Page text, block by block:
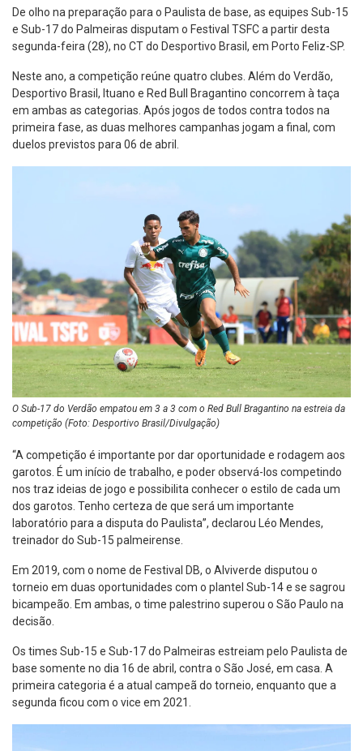
De olho na preparação para o Paulista de base, as equipes Sub-15
e Sub-17 do Palmeiras disputam o Festival TSFC a partir desta
segunda-feira (28), no CT do Desportivo Brasil, em Porto Feliz-SP.
Neste ano, a competição reúne quatro clubes. Além do Verdão,
Desportivo Brasil, Ituano e Red Bull Bragantino concorrem à taça
em ambas as categorias. Após jogos de todos contra todos na
primeira fase, as duas melhores campanhas jogam a final, com
duelos previstos para 06 de abril.
O Sub-17 do Verdão empatou em 3 a 3 com o Red Bull Bragantino na estreia da
competição (Foto: Desportivo Brasil/Divulgação)
“A competição é importante por dar oportunidade e rodagem aos
garotos. É um início de trabalho, e poder observá-los competindo
nos traz ideias de jogo e possibilita conhecer o estilo de cada um
dos garotos. Tenho certeza de que será um importante
laboratório para a disputa do Paulista”, declarou Léo Mendes,
treinador do Sub-15 palmeirense.
Em 2019, com o nome de Festival DB, o Alviverde disputou o
torneio em duas oportunidades com o plantel Sub-14 e se sagrou
bicampeão. Em ambas, o time palestrino superou o São Paulo na
decisão.
Os times Sub-15 e Sub-17 do Palmeiras estreiam pelo Paulista de
base somente no dia 16 de abril, contra o São José, em casa. A
primeira categoria é a atual campeã do torneio, enquanto que a
segunda ficou com o vice em 2021.